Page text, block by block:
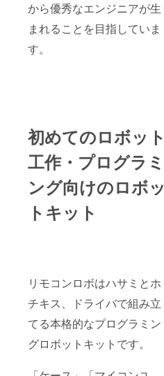
から優秀なエンジニアが生
まれることを目指していま
す。
初めてのロボット
工作・プログラミ
ング向けのロボッ
トキット
リモコンロボはハサミとホ
チキス、ドライバで組み立
てる本格的なプログラミン
グロボットキットです。